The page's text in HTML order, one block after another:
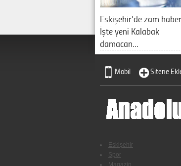
Eskişehir'de zam
İşte yeni Kalabak
damacan…
Mobil Sitene
Eskişehir
Spor